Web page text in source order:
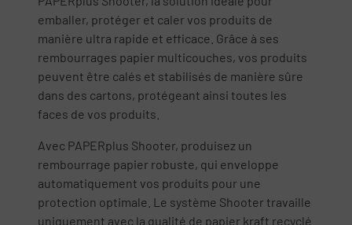
emballer, protéger et caler vos produits de
manière ultra rapide et efficace. Grâce à ses
rembourrages papier multicouches, vos produits
peuvent être calés et stabilisés de manière sûre
dans des cartons, protégeant ainsi toutes les
faces de vos produits.
Avec PAPERplus Shooter, produisez un
rembourrage papier robuste, qui enveloppe
automatiquement vos produits pour une
protection optimale. Le système Shooter travaille
uniquement avec la qualité de papier kraft recyclé